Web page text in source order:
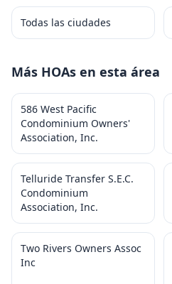
Todas las ciudades
Más HOAs en esta área
586 West Pacific
Condominium Owners'
Association, Inc.
Telluride Transfer S.E.C.
Condominium
Association, Inc.
Two Rivers Owners Assoc
Inc